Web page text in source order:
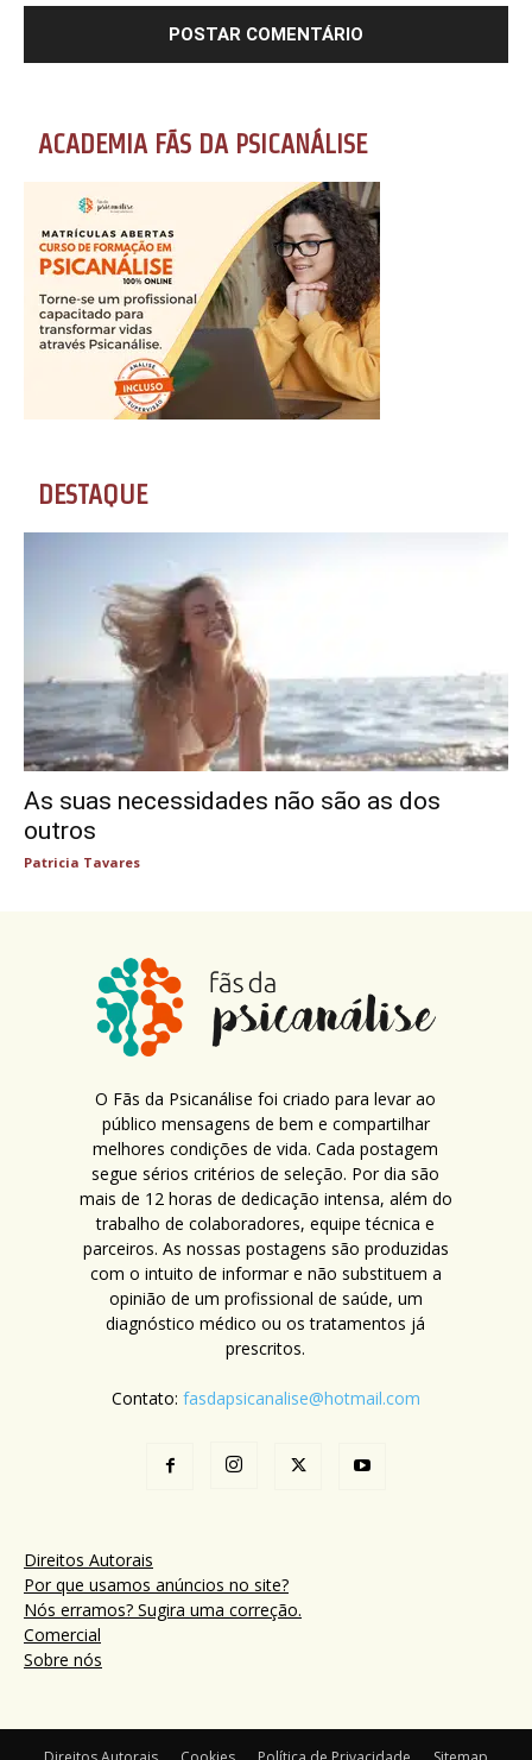
ACADEMIA FÃS DA PSICANÁLISE
DESTAQUE
As suas necessidades não são as dos
outros
Patricia Tavares
O Fãs da Psicanálise foi criado para levar ao
público mensagens de bem e compartilhar
melhores condições de vida. Cada postagem
segue sérios critérios de seleção. Por dia são
mais de 12 horas de dedicação intensa, além do
trabalho de colaboradores, equipe técnica e
parceiros. As nossas postagens são produzidas
com o intuito de informar e não substituem a
opinião de um profissional de saúde, um
diagnóstico médico ou os tratamentos já
prescritos.
Contato: fasdapsicanalise@hotmail.com
Direitos Autorais
Por que usamos anúncios no site?
Nós erramos? Sugira uma correção.
Comercial
Sobre nós